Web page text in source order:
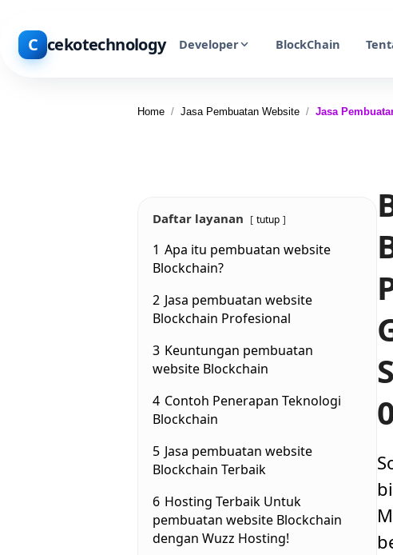
C cekotechnology Developer BlockChain
Home / Jasa Pembuatan Website / Jasa
Daftar layanan tutup
1 Apa itu pembuatan website
Blockchain?
2 Jasa pembuatan website
Blockchain Profesional
3 Keuntungan pembuatan
website Blockchain
4 Contoh Penerapan Teknologi
Blockchain
5 Jasa pembuatan website
Blockchain Terbaik
6 Hosting Terbaik Untuk
pembuatan website Blockchain
dengan Wuzz Hosting!